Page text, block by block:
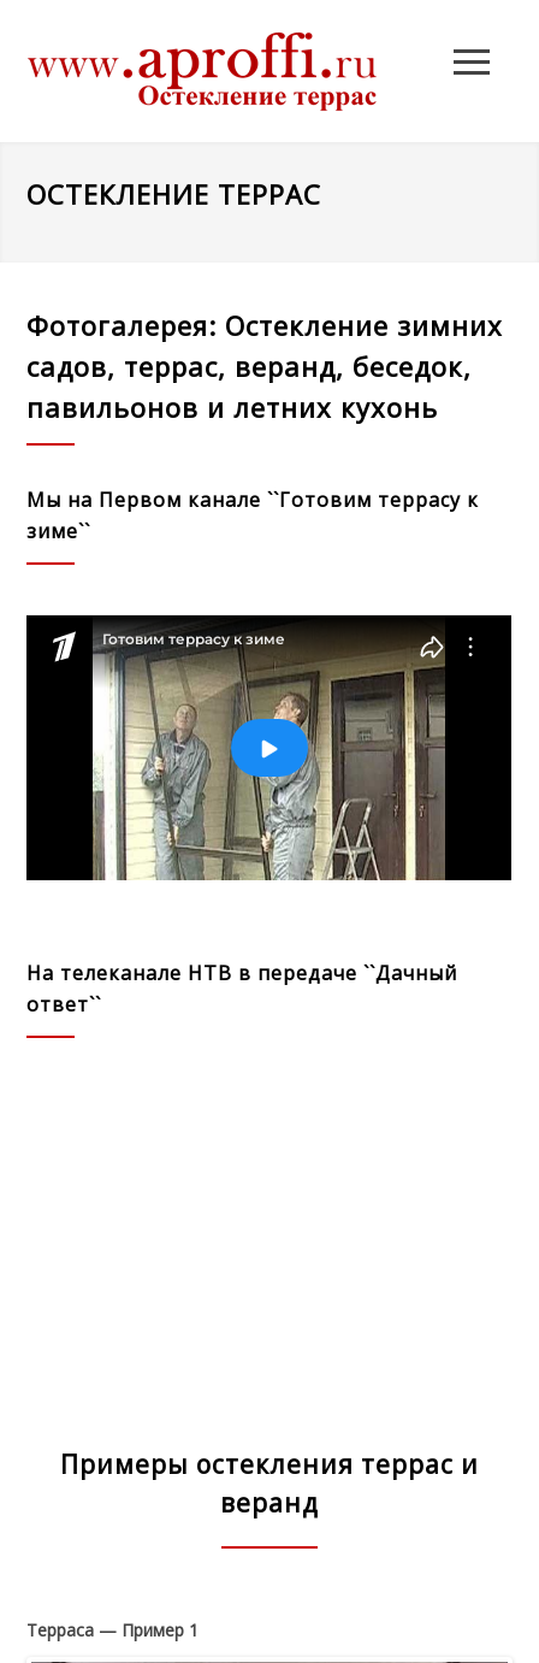
ОСТЕКЛЕНИЕ ТЕРРАС
Фотогалерея: Остекление зимних
садов, террас, веранд, беседок,
павильонов и летних кухонь
Мы на Первом канале ``Готовим террасу к
зиме``
На телеканале НТВ в передаче ``Дачный
ответ``
Примеры остекления террас и
веранд
Терраса — Пример 1